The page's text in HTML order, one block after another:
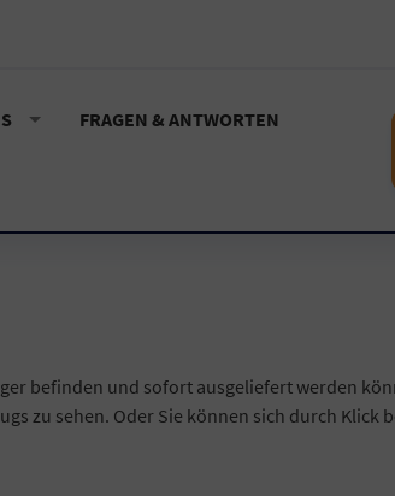
FRAGEN & ANTWORTEN
befinden und sofort ausgeliefert werden
zu sehen. Oder Sie können sich durch Klick